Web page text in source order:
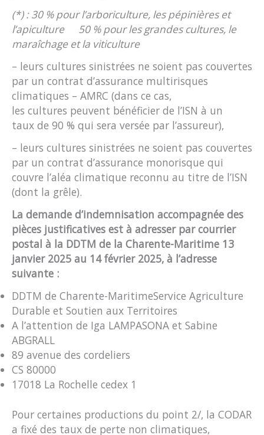
(*) : 30 % pour l’arboriculture, les pépinières et
l’apiculture50 % pour les grandes cultures, le
maraîchage et la viticulture
– leurs cultures sinistrées ne soient pas couvertes
par un contrat d’assurance multirisques
climatiques – AMRC (dans ce cas,
les cultures peuvent bénéficier de l’ISN à un
taux de 90 % qui sera versée par l’assureur),
– leurs cultures sinistrées ne soient pas couvertes
par un contrat d’assurance monorisque qui
couvre l’aléa climatique reconnu au titre de l’ISN
(dont la grêle).
La demande d’indemnisation accompagnée des
pièces justificatives est à adresser par courrier
postal à la DDTM de la Charente-Maritime 13
janvier 2025 au 14 février 2025, à l’adresse
suivante :
DDTM de Charente-MaritimeService Agriculture
Durable et Soutien aux Territoires
A l’attention de Iga LAMPASONA et Sabine
ABGRALL
89 avenue des cordeliers
CS 80000
17018 La Rochelle cedex 1
Pour certaines productions du point 2/, la CODAR
a fixé des taux de perte non climatiques,